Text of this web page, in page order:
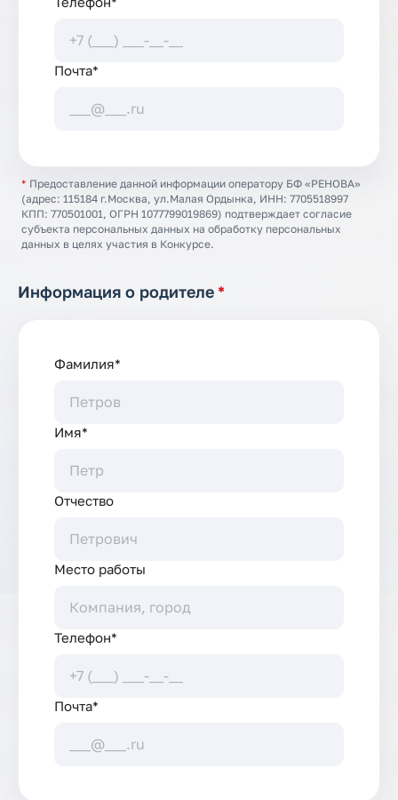
Почта*
* Предоставление данной информации оператору БФ «РЕНОВА»
(адрес: 115184 г.Москва, ул.Малая Ордынка, ИНН: 7705518997
КПП: 770501001, ОГРН 1077799019869) подтверждает согласие
субъекта персональных данных на обработку персональных
данных в целях участия в Конкурсе.
Информация о родителе *
Фамилия*
Имя*
Отчество
Место работы
Телефон*
Почта*